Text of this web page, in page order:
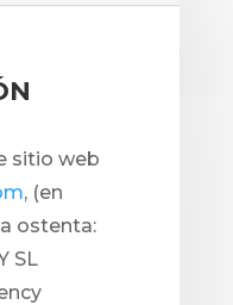
sitio web
, (en
ostenta:
SL